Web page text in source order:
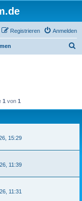
Anmelden
Registrieren
1 von 1
15:29
11:39
11:31